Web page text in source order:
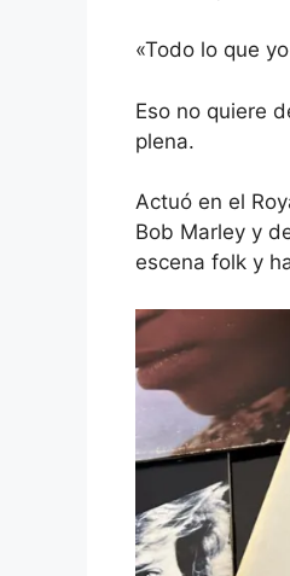
«Todo lo que
Eso no quiere
plena.
Actuó en el
Bob Marley y
escena folk y